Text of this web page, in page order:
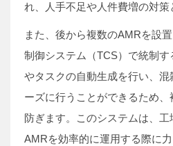
れ、人手不足や人件費増の対策
また、後から複数のAMRを設
制御システム（TCS）で統制
やタスクの自動生成を行い、
ーズに行うことができるため
防ぎます。このシステムは、
AMRを効率的に運用する際に